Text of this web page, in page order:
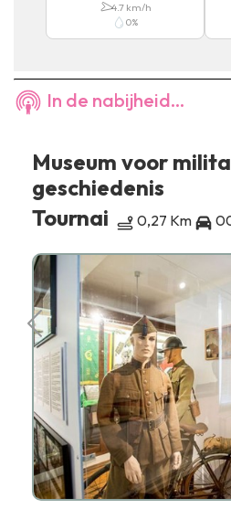
4.7km/h
0%
In de nabijheid...
Museum voor
geschiedenis
Tournai
0,27 Km